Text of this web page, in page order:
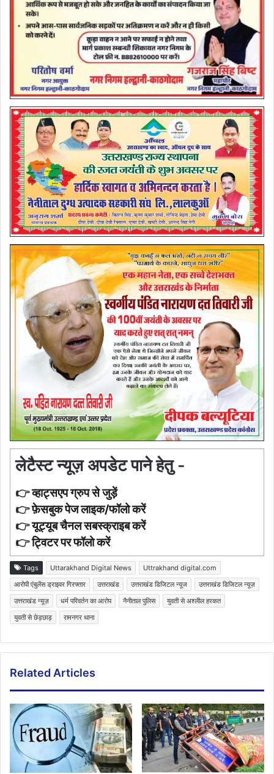
लेटैस्ट न्यूज़ अपडेट पाने हेतु -
👉व्हाट्सएप ग्रुप से जुड़ें
👉फ़ेसबुक पेज लाइक/फॉलो करें
👉यूट्यूब चैनल सबस्क्राइब करें
👉ट्विटर पर फॉलो करें
Tags Uttarakhand Digital News
Uttrakhand digital.com
आरोपी एंबुलेंस ड्राइवर गिरफ्तार
उत्तराखंड उत्तराखंड डिजिटल न्यूज
उत्तराखंड डिजिटल न्यूज़
उत्तराखंड न्यूज़
धर्म परिवर्तन का आरोप नैनीताल पुलिस
युवती से अश्लील हरकत
युवती से छेड़छाड़
रामनगर थाना
Related Articles